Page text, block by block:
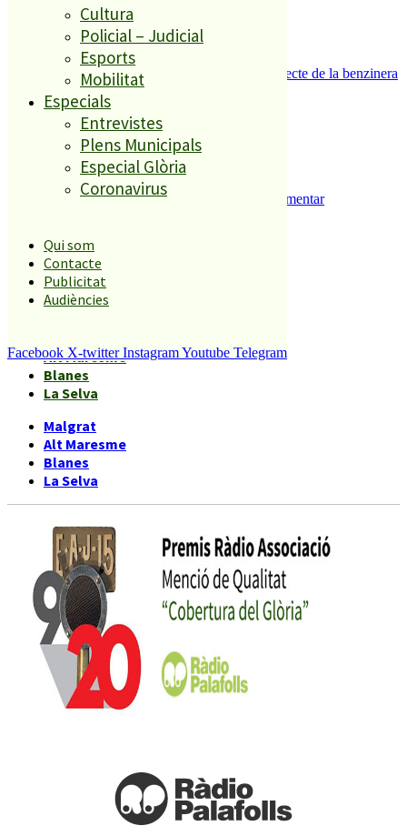
Cultura
Policial – Judicial
Esports
Mobilitat
Especials
Entrevistes
Plens Municipals
Especial Glòria
Coronavirus
Qui som
Contacte
Publicitat
Audiències
Facebook X-twitter InstagramYoutube Telegram
Es presenten 17 al·legacions contra el projecte de la benzinera
del carrer Passada
5
Malgrat de Mar inicia els tràmits per implementar
Àmbits geogràfics
Alt Maresme
Blanes
La Selva
Malgrat
Alt Maresme
Blanes
La Selva